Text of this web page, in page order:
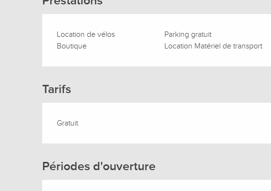
Location de vélos Parking gratuit
Boutique
Location Matériel de transport
Tarifs
Gratuit
Périodes d'ouverture